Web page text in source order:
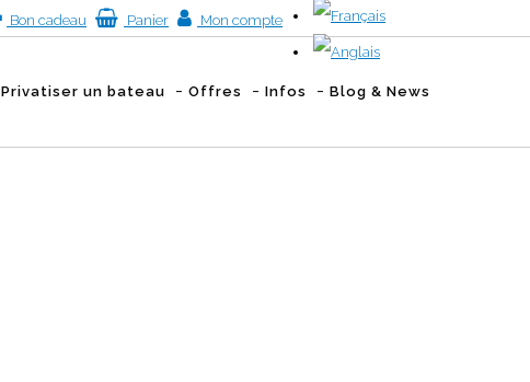
Bon cadeau Panier Mon compte
Privatiser un bateau Offres Infos Blog & News